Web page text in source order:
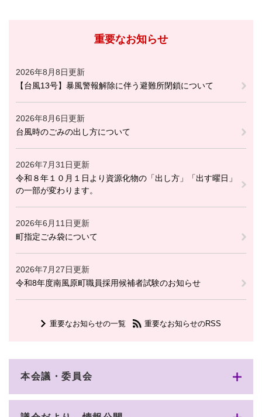
重要なお知らせ
2026年8月8日更新
【台風13号】暴風警報解除に伴う避難所閉鎖について
2026年8月6日更新
台風時のごみの出し方について
2026年7月31日更新
令和８年１０月１日より資源化物の「出し方」「出す曜日」
の一部が変わります。
2026年6月11日更新
町指定ごみ袋について
2026年7月27日更新
令和8年度南風原町職員採用候補者試験のお知らせ
重要なお知らせの一覧 重要なお知らせのRSS
本会議・委員会